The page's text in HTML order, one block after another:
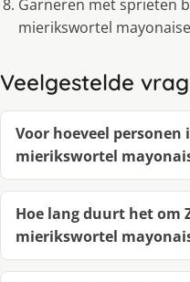
Garneren met sprieten
mierikswortel
Veelgestelde
Voor hoeveel
mierikswortel
Hoe lang duurt het om
mierikswortel